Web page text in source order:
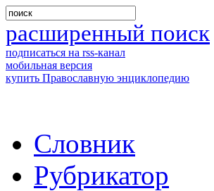
расширенный поиск
подписаться на rss-канал
мобильная версия
купить Православную энциклопедию
Словник
Рубрикатор